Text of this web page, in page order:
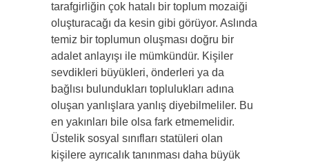
tarafgirliğin çok hatalı bir toplum mozaiği
oluşturacağı da kesin gibi görüyor. Aslında
temiz bir toplumun oluşması doğru bir
adalet anlayışı ile mümkündür. Kişiler
sevdikleri büyükleri, önderleri ya da
bağlısı bulundukları toplulukları adına
oluşan yanlışlara yanlış diyebilmeliler. Bu
en yakınları bile olsa fark etmemelidir.
Üstelik sosyal sınıfları statüleri olan
kişilere ayrıcalık tanınması daha büyük